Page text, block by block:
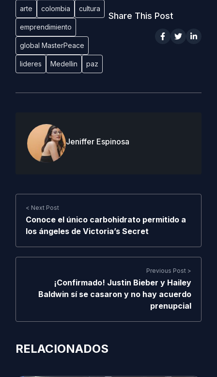
arte colombia cultura
emprendimiento
global MasterPeace
lideres Medellin paz
Share This Post
Jeniffer Espinosa
< Next Post
Conoce el único carbohidrato permitido a
los ángeles de Victoria’s Secret
Previous Post >
¡Confirmado! Justin Bieber y Hailey
Baldwin sí se casaron y no hay acuerdo
prenupcial
RELACIONADOS